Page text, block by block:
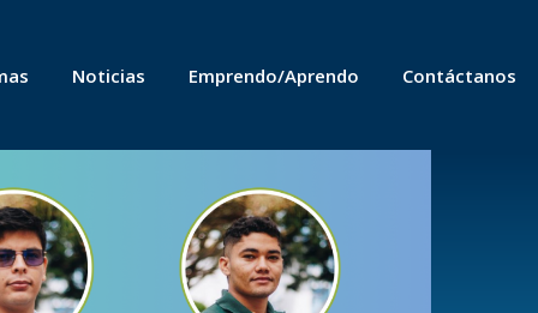
Noticias Emprendo/Aprendo Contáctanos